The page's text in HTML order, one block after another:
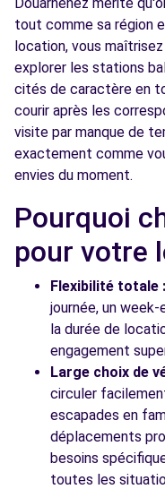
tout comme sa région
location, vous
explorer les stations
cités de caractère en
courir après les
visite par manque de
exactement comme
envies du moment.
Pourquoi
pour votre
Flexibilité totale :
journée, un
la durée de
engagement
Large choix de
circuler
escapades en
déplacements
besoins
toutes les